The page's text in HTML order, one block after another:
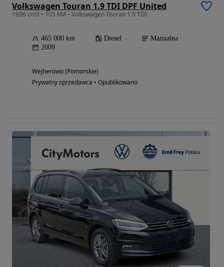
Volkswagen Touran 1.9 TDI DPF United
1896 cm3 • 105 KM • Volkswagen Touran 1.9 TDI
465 000 km Diesel
Manualna
2009
Wejherowo (Pomorskie)
Prywatny sprzedawca • Opublikowano